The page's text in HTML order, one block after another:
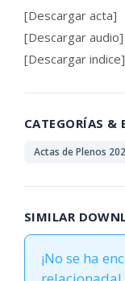
audio
[Descargar acta]
[Descargar audio]
[Descargar indice]
CATEGORÍAS &
Actas de Plenos
SIMILAR
¡No se ha